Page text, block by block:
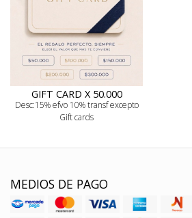
GIFT CARD X 50.000
Desc:15% efvo 10% transf excepto
Gift cards
MEDIOS DE PAGO